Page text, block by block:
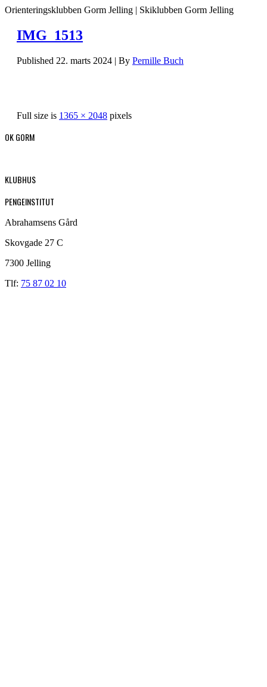
Orienteringsklubben Gorm Jelling | Skiklubben Gorm Jelling
IMG_1513
Published 22. marts 2024 | By Pernille Buch
Full size is 1365 × 2048 pixels
OK GORM
KLUBHUS
PENGEINSTITUT
Abrahamsens Gård
Skovgade 27 C
7300 Jelling
Tlf: 75 87 02 10